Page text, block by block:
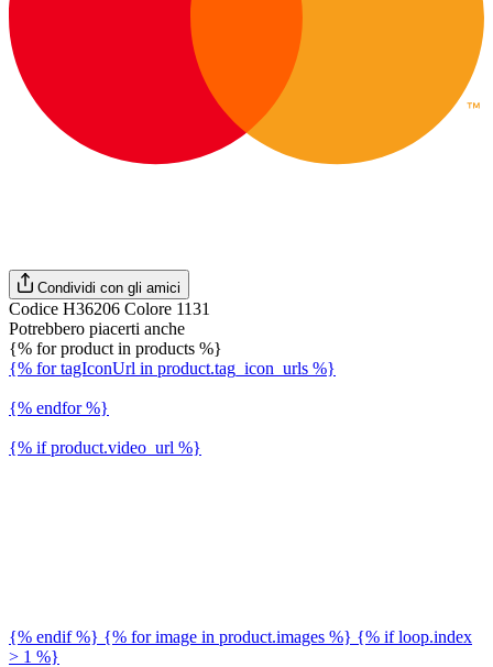
Condividi con gli amici
Codice H36206 Colore 1131
Potrebbero piacerti anche
{% for product in products %}
{% for tagIconUrl in product.tag_icon_urls %}
{% endfor %}
{% if product.video_url %}
{% endif %} {% for image in product.images %} {% if loop.index
> 1 %}